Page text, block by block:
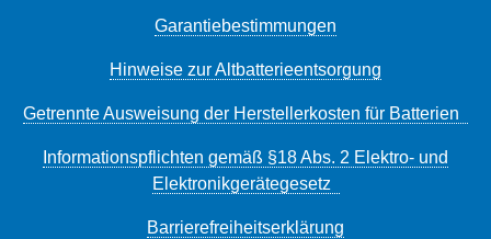
Garantiebestimmungen
Hinweise zur Altbatterieentsorgung
Getrennte Ausweisung der Herstellerkosten für Batterien
Informationspflichten gemäß §18 Abs. 2 Elektro- und
Elektronikgerätegesetz
Barrierefreiheitserklärung